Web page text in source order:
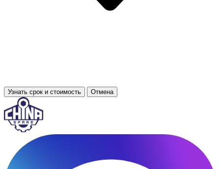
Узнать срок и стоимость Отмена